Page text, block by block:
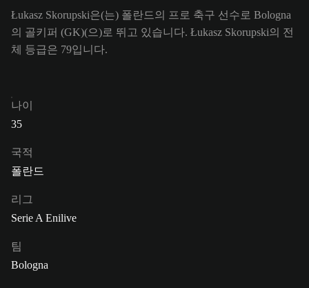
Łukasz Skorupski은(는) 폴란드의 프로 축구 선수로 Bologna
의 골키퍼 (GK)(으)로 뛰고 있습니다. Łukasz Skorupski의 전
체 등급은 79입니다.
나이
35
국적
폴란드
리그
Serie A Enilive
팀
Bologna